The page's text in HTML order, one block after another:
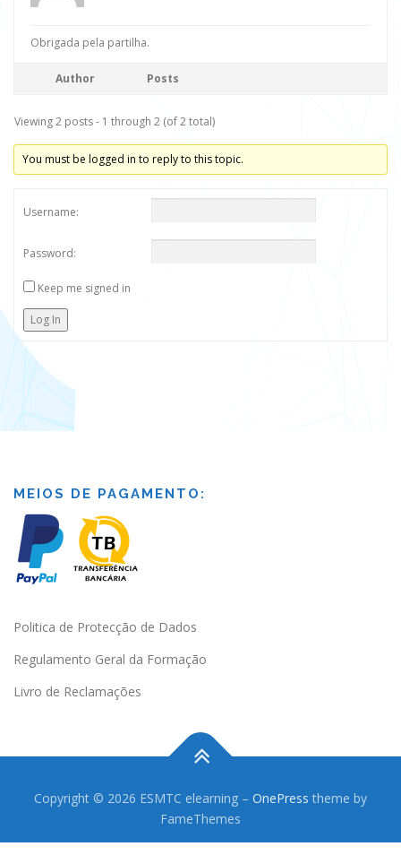
Obrigada pela partilha.
Author Posts
Viewing 2 posts - 1 through 2 (of 2 total)
You must be logged in to reply to this topic.
Username:
Password:
Keep me signed in
Log In
MEIOS DE PAGAMENTO:
Politica de Protecção de Dados
Regulamento Geral da Formação
Livro de Reclamações
Copyright © 2026 ESMTC elearning – OnePress theme by
FameThemes